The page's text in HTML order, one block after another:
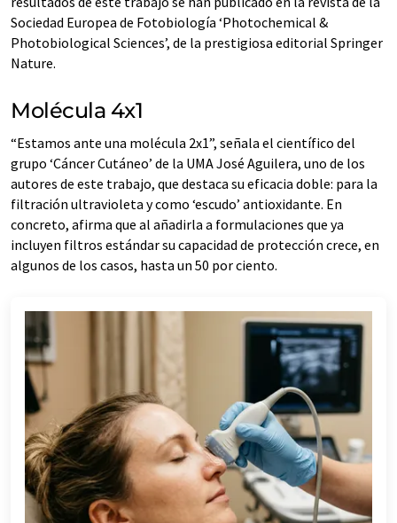
Sociedad Europea de Fotobiología ‘Photochemical &
Photobiological Sciences’, de la prestigiosa editorial Springer
Nature.
Molécula 4x1
“Estamos ante una molécula 2x1”, señala el científico del
grupo ‘Cáncer Cutáneo’ de la UMA José Aguilera, uno de los
autores de este trabajo, que destaca su eficacia doble: para la
filtración ultravioleta y como ‘escudo’ antioxidante. En
concreto, afirma que al añadirla a formulaciones que ya
incluyen filtros estándar su capacidad de protección crece, en
algunos de los casos, hasta un 50 por ciento.